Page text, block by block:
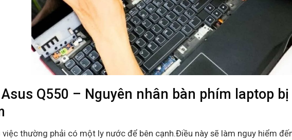
Q550 – Nguyên nhân bàn phím laptop
thường phải có một ly nước để bên cạnh.Điều này sẽ làm nguy hiểm